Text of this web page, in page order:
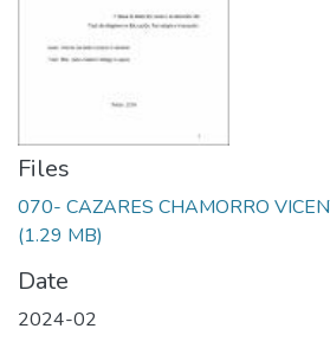
Files
070- CAZARES CHAMORRO
(1.29 MB)
Date
2024-02